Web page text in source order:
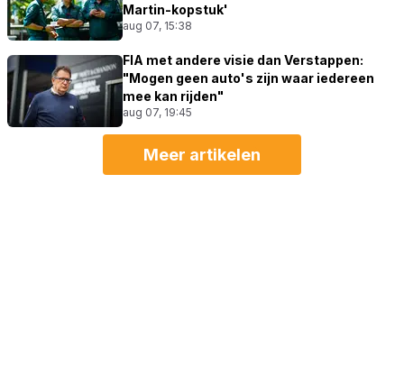
Martin-kopstuk'
aug 07, 15:38
FIA met andere visie dan Verstappen:
"Mogen geen auto's zijn waar iedereen
mee kan rijden"
aug 07, 19:45
Meer artikelen